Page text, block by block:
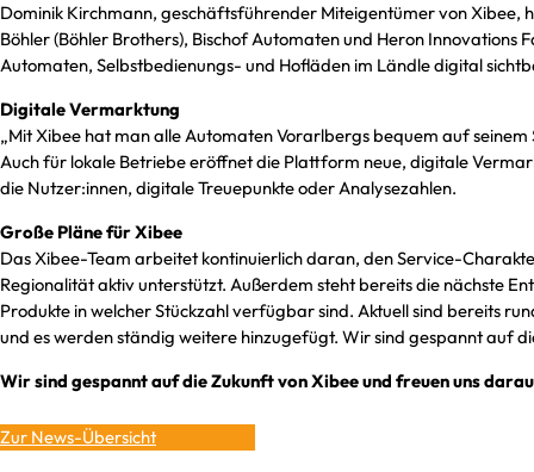
Dominik Kirchmann, geschäftsführender Miteigentümer von Xibee,
Böhler (Böhler Brothers), Bischof Automaten und Heron
Automaten, Selbstbedienungs- und Hofläden im Ländle digital
Digitale Vermarktung
„Mit Xibee hat man alle Automaten Vorarlbergs bequem auf
Auch für lokale Betriebe eröffnet die Plattform neue, digitale
die Nutzer:innen, digitale Treuepunkte oder Analysezahlen.
Große Pläne für Xibee
Das Xibee-Team arbeitet kontinuierlich daran, den Service-
Regionalität aktiv unterstützt. Außerdem steht bereits die nächste
Produkte in welcher Stückzahl verfügbar sind. Aktuell sind bereits
und es werden ständig weitere hinzugefügt. Wir sind gespannt auf
Wir sind gespannt auf die Zukunft von Xibee und freuen uns
Zur News-Übersicht